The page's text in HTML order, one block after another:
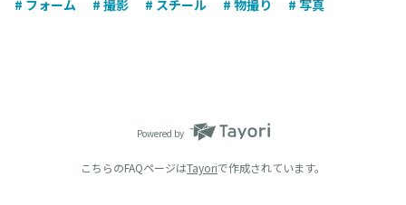
# フォーム
# 撮影 # スチール # 物撮り # 写真
Powered by
こちらのFAQページはTayoriで作成されています。